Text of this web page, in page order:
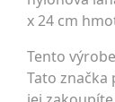
x 24 cm
Tento
Tato značka